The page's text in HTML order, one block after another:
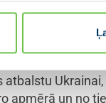
un
ir
atbalstu
apmērā un no